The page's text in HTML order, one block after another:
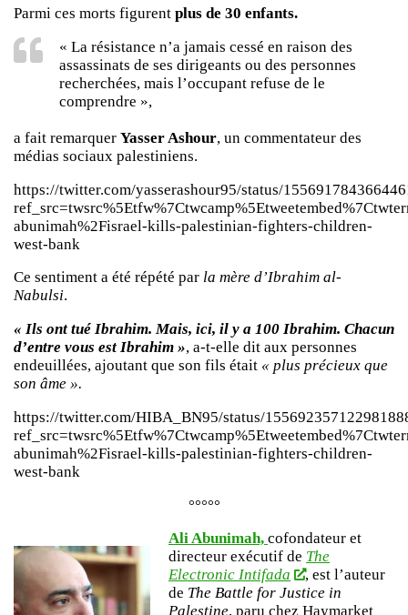
Parmi ces morts figurent plus de 30 enfants.
« La résistance n’a jamais cessé en raison des
assassinats de ses dirigeants ou des personnes
recherchées, mais l’occupant refuse de le
comprendre »,
a fait remarquer Yasser Ashour, un commentateur des
médias sociaux palestiniens.
https://twitter.com/yasserashour95/status/
abunimah%2Fisrael-kills-palestinian-fighters-children-
west-bank
Ce sentiment a été répété par la mère d’Ibrahim al-
Nabulsi.
« Ils ont tué Ibrahim. Mais, ici, il y a 100 Ibrahim. Chacun
d’entre vous est Ibrahim », a-t-elle dit aux personnes
endeuillées, ajoutant que son fils était « plus précieux que
son âme ».
https://twitter.com/HIBA_BN95/status/
abunimah%2Fisrael-kills-palestinian-fighters-children-
west-bank
°°°°°
Ali Abunimah, cofondateur et
directeur exécutif de The
Electronic Intifada
, est l’auteur
de The Battle for Justice in
Palestine, paru chez Haymarket